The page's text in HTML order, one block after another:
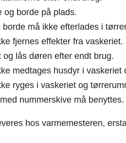
og borde på plads.
borde må ikke efterlades i
fjernes effekter fra vaskeriet.
og lås døren efter endt brug.
medtages husdyr i vaskeriet
ryges i vaskeriet og
nummerskive må benyttes.
hos varmemesteren,